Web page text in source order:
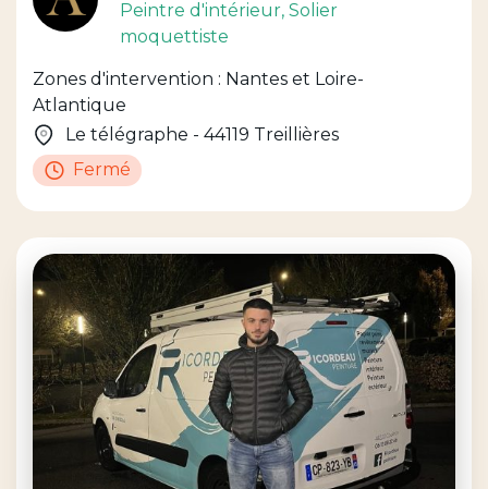
Peintre d'intérieur, Solier
moquettiste
Zones d'intervention : Nantes et Loire-
Atlantique
Le télégraphe - 44119 Treillières
Fermé